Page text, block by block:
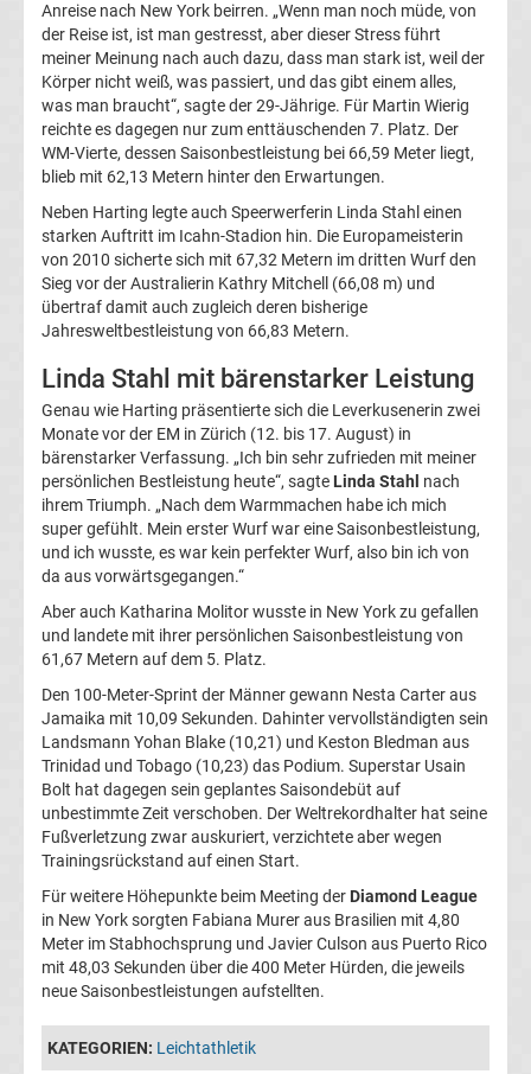
2.
Liga
Ergebnisse
3.
Liga
Ergebnisse
3.
Liga
Tabelle
DFB-
Pokal
Ergebnisse
Champions
League
Tabelle
Champions
League
Ergebnisse
Anreise nach New York beirren. „Wenn man noch müde, von
der Reise ist, ist man gestresst, aber dieser Stress führt
meiner Meinung nach auch dazu, dass man stark ist, weil der
Körper nicht weiß, was passiert, und das gibt einem alles,
was man braucht“, sagte der 29-Jährige. Für Martin Wierig
reichte es dagegen nur zum enttäuschenden 7. Platz. Der
WM-Vierte, dessen Saisonbestleistung bei 66,59 Meter liegt,
blieb mit 62,13 Metern hinter den Erwartungen.
Neben Harting legte auch Speerwerferin Linda Stahl einen
starken Auftritt im Icahn-Stadion hin. Die Europameisterin
von 2010 sicherte sich mit 67,32 Metern im dritten Wurf den
Sieg vor der Australierin Kathry Mitchell (66,08 m) und
übertraf damit auch zugleich deren bisherige
Jahresweltbestleistung von 66,83 Metern.
Linda Stahl mit bärenstarker Leistung
Genau wie Harting präsentierte sich die Leverkusenerin zwei
Monate vor der EM in Zürich (12. bis 17. August) in
bärenstarker Verfassung. „Ich bin sehr zufrieden mit meiner
persönlichen Bestleistung heute“, sagte Linda Stahl nach
ihrem Triumph. „Nach dem Warmmachen habe ich mich
super gefühlt. Mein erster Wurf war eine Saisonbestleistung,
und ich wusste, es war kein perfekter Wurf, also bin ich von
da aus vorwärtsgegangen.“
Aber auch Katharina Molitor wusste in New York zu gefallen
und landete mit ihrer persönlichen Saisonbestleistung von
61,67 Metern auf dem 5. Platz.
Den 100-Meter-Sprint der Männer gewann Nesta Carter aus
Jamaika mit 10,09 Sekunden. Dahinter vervollständigten sein
Landsmann Yohan Blake (10,21) und Keston Bledman aus
Trinidad und Tobago (10,23) das Podium. Superstar Usain
Bolt hat dagegen sein geplantes Saisondebüt auf
unbestimmte Zeit verschoben. Der Weltrekordhalter hat seine
Fußverletzung zwar auskuriert, verzichtete aber wegen
Trainingsrückstand auf einen Start.
Für weitere Höhepunkte beim Meeting der Diamond League
in New York sorgten Fabiana Murer aus Brasilien mit 4,80
Meter im Stabhochsprung und Javier Culson aus Puerto Rico
mit 48,03 Sekunden über die 400 Meter Hürden, die jeweils
neue Saisonbestleistungen aufstellten.
KATEGORIEN: Leichtathletik